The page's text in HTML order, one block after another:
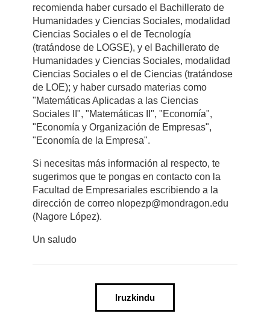
recomienda haber cursado el Bachillerato de
Humanidades y Ciencias Sociales, modalidad
Ciencias Sociales o el de Tecnología
(tratándose de LOGSE), y el Bachillerato de
Humanidades y Ciencias Sociales, modalidad
Ciencias Sociales o el de Ciencias (tratándose
de LOE); y haber cursado materias como
"Matemáticas Aplicadas a las Ciencias
Sociales II", "Matemáticas II", "Economía",
"Economía y Organización de Empresas",
"Economía de la Empresa".
Si necesitas más información al respecto, te
sugerimos que te pongas en contacto con la
Facultad de Empresariales escribiendo a la
dirección de correo nlopezp@mondragon.edu
(Nagore López).
Un saludo
Iruzkindu